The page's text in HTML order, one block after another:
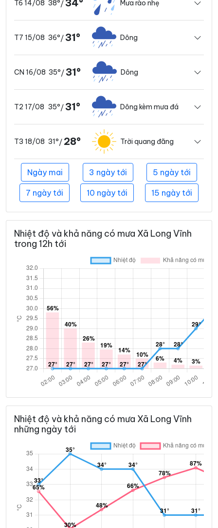
T6 14/08 38°/ 34° Mưa rào nhẹ
T7 15/08 36°/ 31° Dông
CN 16/08 35°/ 31° Dông
T2 17/08 35°/ 31° Dông kèm mưa đá
T3 18/08 31°/ 28° Trời quang đãng
Ngày mai 3 ngày tới 5 ngày tới
7 ngày tới 10 ngày tới 15 ngày tới
Nhiệt độ và khả năng có mưa Xã Long Vĩnh
trong 12h tới
Nhiệt độ và khả năng có mưa Xã Long Vĩnh
những ngày tới